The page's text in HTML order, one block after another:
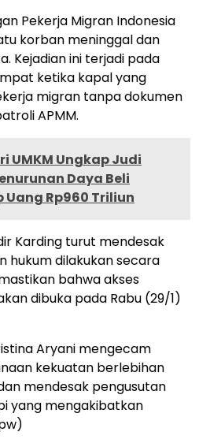
Pekerja Migran Indonesia
korban meninggal dan
Kejadian ini terjadi pada
ketika kapal yang
migran tanpa dokumen
APMM.
UMKM Ungkap Judi
Daya Beli
Rp960 Triliun
Karding turut mendesak
hukum dilakukan secara
bahwa akses
dibuka pada Rabu (29/1)
Aryani mengecam
kekuatan berlebihan
mendesak pengusutan
yang mengakibatkan